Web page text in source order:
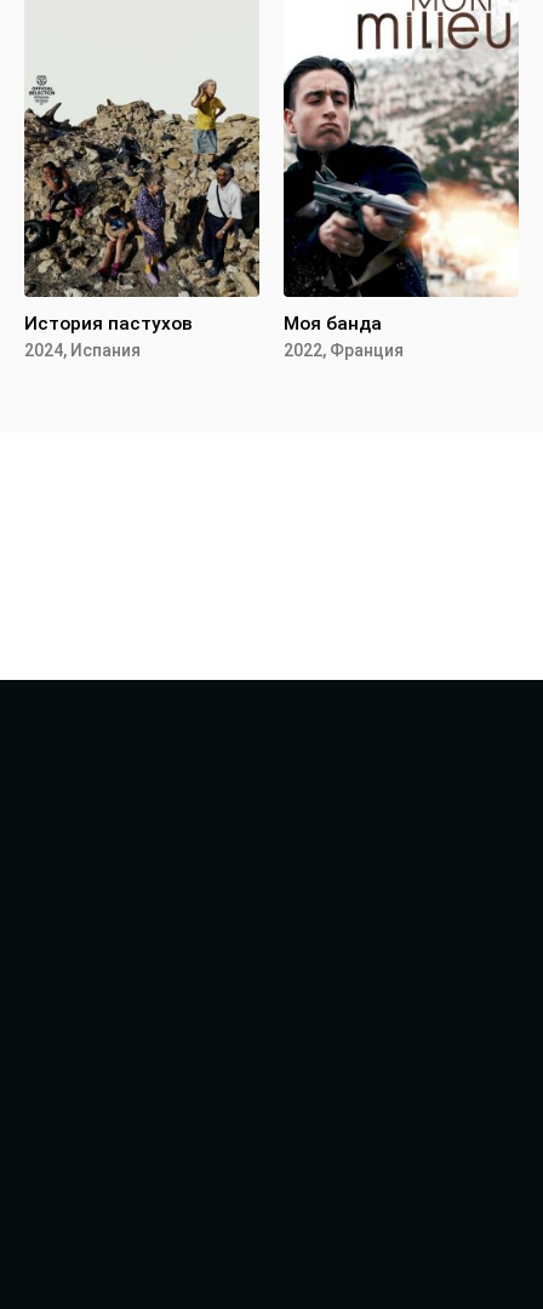
История пастухов
2024, Испания
Моя банда
2022, Франция